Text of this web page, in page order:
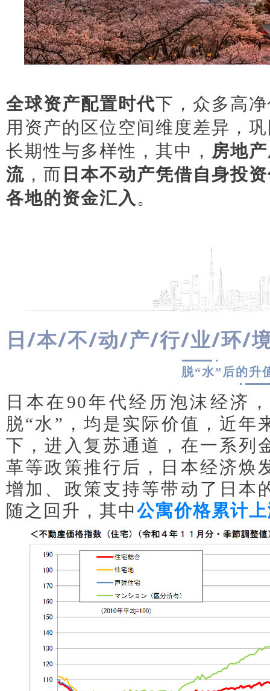
全球资产配置时代下，众多高
用资产的区位空间维度差异，
长期性与多样性，其中， 房地
流 ，而 日本不动产凭借自身投
各地的资金汇入 。
日/本/不/动/产/行/业/环/
脱“水”后的升
日本在90年代经历泡沫经济
脱“水”，均是实际价值，近年
下，进入复苏通道，在一系列
革等政策推行后，日本经济焕
增加、政策支持等带动了日本
随之回升，其中公寓价格累计